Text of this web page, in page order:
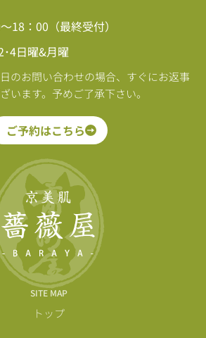
SITE MAP
トップ
18：00（最終受付）
4日曜&月曜
のお問い合わせの場合、すぐにお返事
います。予めご了承下さい。
ご予約はこちら